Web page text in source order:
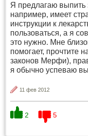
Я предлагаю выпить
например, имеет
инструкции к
пользоваться, а я
это нужно. Мне
помогает, прочтите
законов Мерфи),
я обычно успеваю
11 фев 2012
2 5